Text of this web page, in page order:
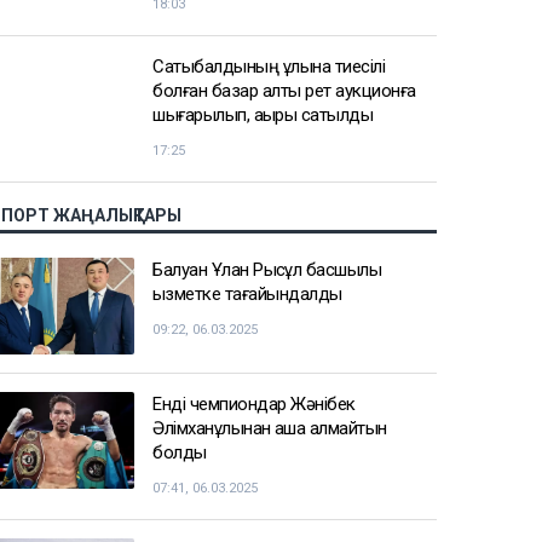
19:35
қойылған талап туралы ақпаратты
жоққа шығарды
18:20
Нұрай Серікбайдың өлімі: Шерхан
Аймаханнан 10 млрд теңге өтемақы
талап етілді
Сатыбалдының ұлына тиесілі
болған базар алты рет аукционға
шығарылып, ақыры сатылды